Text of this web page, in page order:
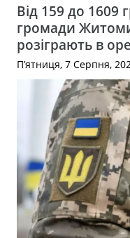
Від 159 до 1609
громади
розіграють в
П’ятниця, 7 Серпня,